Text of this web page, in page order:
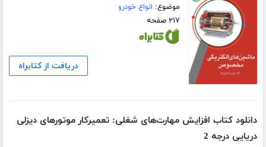
موضوع: انواع خودرو
۲۱۷ صفحه
دریافت از کتابراه
دانلود کتاب افزایش مهارت‌های شغلی: تعمیرکار موتورهای دیزلی
دریایی درجه 2